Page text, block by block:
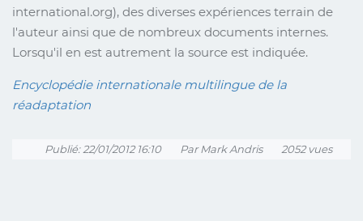
international.org), des diverses expériences terrain de
l'auteur ainsi que de nombreux documents internes.
Lorsqu'il en est autrement la source est indiquée.
Encyclopédie internationale multilingue de la
réadaptation
Publié: 22/01/2012 16:10 Par Mark Andris 2052 vues